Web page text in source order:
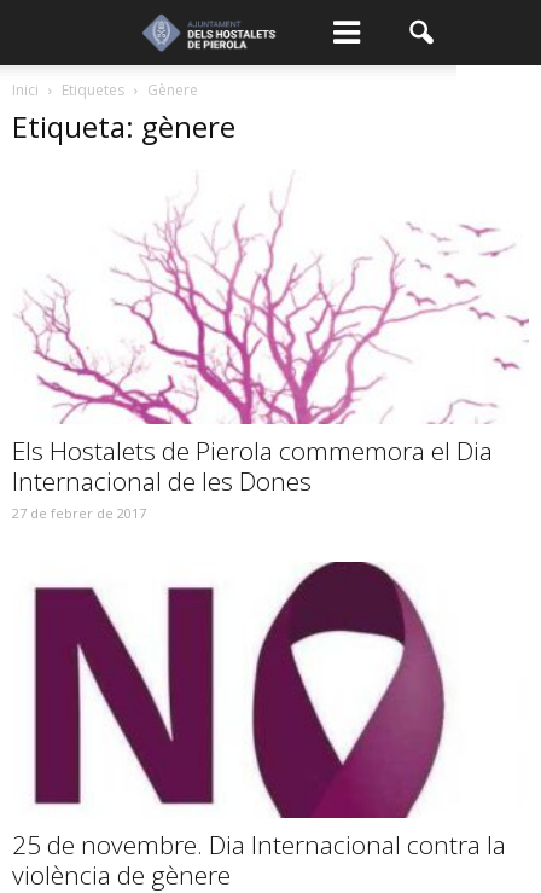
Inici Etiquetes Gènere
Etiqueta: gènere
Els Hostalets de Pierola commemora el Dia
Internacional de les Dones
27 de febrer de 2017
25 de novembre. Dia Internacional contra la
violència de gènere